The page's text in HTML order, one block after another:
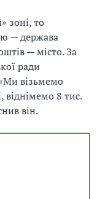
зоні, то
— держава
— місто. За
ради
візьмемо
віднімемо 8 тис.
він.